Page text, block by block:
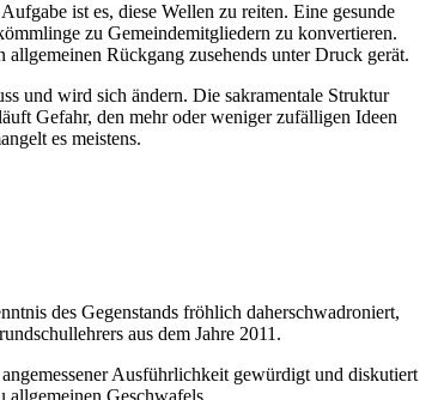
ist es, diese Wellen zu reiten. Eine gesunde
zu Gemeindemitgliedern zu konvertieren.
Rückgang zusehends unter Druck gerät.
und wird sich ändern. Die sakramentale Struktur
Gefahr, den mehr oder weniger zufälligen Ideen
es meistens.
des Gegenstands fröhlich daherschwadroniert,
aus dem Jahre 2011.
Ausführlichkeit gewürdigt und diskutiert